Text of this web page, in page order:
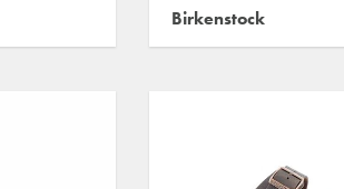
Birkenstock